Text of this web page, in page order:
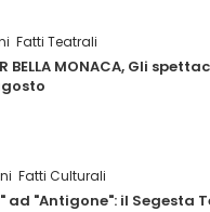
Fatti Teatrali
BELLA MONACA, Gli
Fatti Culturali
ad "Antigone": il Segesta